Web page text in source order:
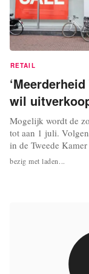
RETAIL
wil
Mogelijk wordt de
tot aan 1 juli.
in de Tweede
fysieke non-
kleinere
bezig met laden...